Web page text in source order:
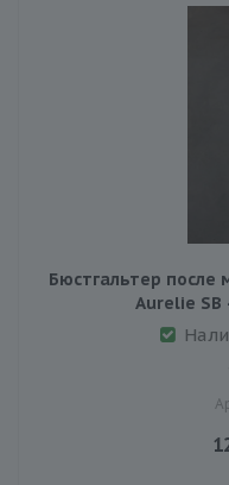
Бюстгальтер
Aurelie SB